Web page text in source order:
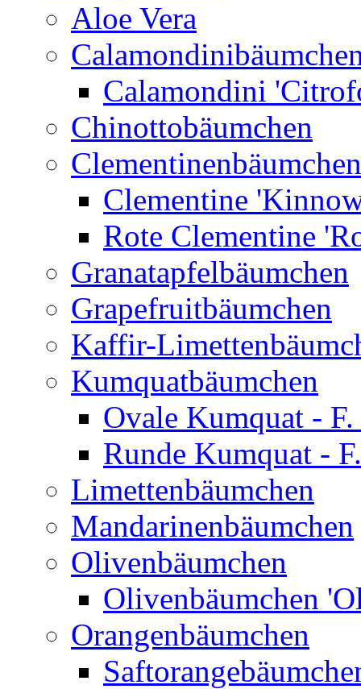
Aloe Vera
Calamondini
Chinottobäumchen
Clementinenbäumchen
Clementine
Rote Clementine
Granatapfelbäumchen
Grapefruitbäumchen
Kaffir-
Kumquatbäumchen
Ovale Kumquat -
Runde Kumquat -
Limettenbäumchen
Mandarinenbäumchen
Olivenbäumchen
Olivenbäumchen
Orangenbäumchen